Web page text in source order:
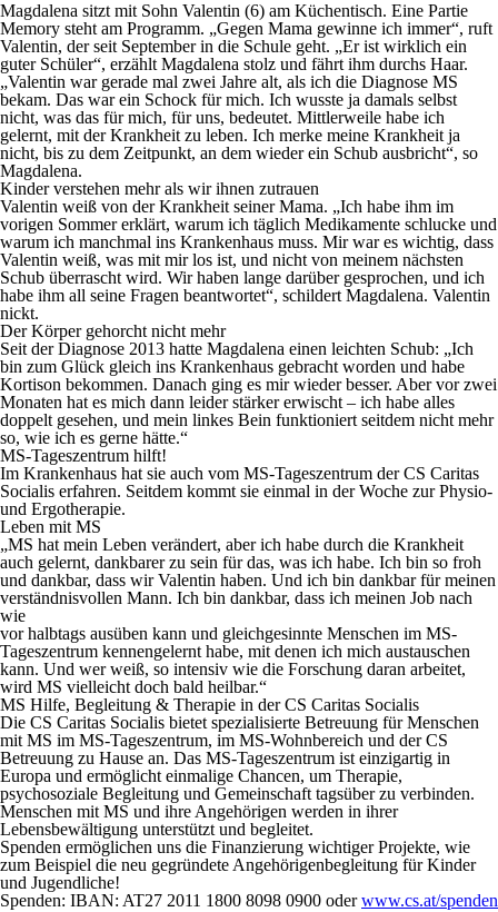
Magdalena sitzt mit Sohn Valentin (6) am Küchentisch. Eine Partie
Memory steht am Programm. „Gegen Mama gewinne ich immer“, ruft
Valentin, der seit September in die Schule geht. „Er ist wirklich ein
guter Schüler“, erzählt Magdalena stolz und fährt ihm durchs Haar.
„Valentin war gerade mal zwei Jahre alt, als ich die Diagnose MS
bekam. Das war ein Schock für mich. Ich wusste ja damals selbst
nicht, was das für mich, für uns, bedeutet. Mittlerweile habe ich
gelernt, mit der Krankheit zu leben. Ich merke meine Krankheit ja
nicht, bis zu dem Zeitpunkt, an dem wieder ein Schub ausbricht“, so
Magdalena.
Kinder verstehen mehr als wir ihnen zutrauen
Valentin weiß von der Krankheit seiner Mama. „Ich habe ihm im
vorigen Sommer erklärt, warum ich täglich Medikamente schlucke und
warum ich manchmal ins Krankenhaus muss. Mir war es wichtig, dass
Valentin weiß, was mit mir los ist, und nicht von meinem nächsten
Schub überrascht wird. Wir haben lange darüber gesprochen, und ich
habe ihm all seine Fragen beantwortet“, schildert Magdalena. Valentin
nickt.
Der Körper gehorcht nicht mehr
Seit der Diagnose 2013 hatte Magdalena einen leichten Schub: „Ich
bin zum Glück gleich ins Krankenhaus gebracht worden und habe
Kortison bekommen. Danach ging es mir wieder besser. Aber vor zwei
Monaten hat es mich dann leider stärker erwischt – ich habe alles
doppelt gesehen, und mein linkes Bein funktioniert seitdem nicht mehr
so, wie ich es gerne hätte.“
MS-Tageszentrum hilft!
Im Krankenhaus hat sie auch vom MS-Tageszentrum der CS Caritas
Socialis erfahren. Seitdem kommt sie einmal in der Woche zur Physio-
und Ergotherapie.
Leben mit MS
„MS hat mein Leben verändert, aber ich habe durch die Krankheit
auch gelernt, dankbarer zu sein für das, was ich habe. Ich bin so froh
und dankbar, dass wir Valentin haben. Und ich bin dankbar für meinen
verständnisvollen Mann. Ich bin dankbar, dass ich meinen Job nach
wie
vor halbtags ausüben kann und gleichgesinnte Menschen im MS-
Tageszentrum kennengelernt habe, mit denen ich mich austauschen
kann. Und wer weiß, so intensiv wie die Forschung daran arbeitet,
wird MS vielleicht doch bald heilbar.“
MS Hilfe, Begleitung & Therapie in der CS Caritas Socialis
Die CS Caritas Socialis bietet spezialisierte Betreuung für Menschen
mit MS im MS-Tageszentrum, im MS-Wohnbereich und der CS
Betreuung zu Hause an. Das MS-Tageszentrum ist einzigartig in
Europa und ermöglicht einmalige Chancen, um Therapie,
psychosoziale Begleitung und Gemeinschaft tagsüber zu verbinden.
Menschen mit MS und ihre Angehörigen werden in ihrer
Lebensbewältigung unterstützt und begleitet.
Spenden ermöglichen uns die Finanzierung wichtiger Projekte, wie
zum Beispiel die neu gegründete Angehörigenbegleitung für Kinder
und Jugendliche!
Spenden: IBAN: AT27 2011 1800 8098 0900 oderwww.cs.at/spenden